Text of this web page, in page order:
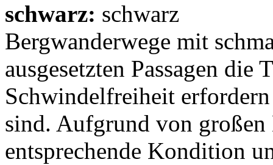
schwarz: schwarz
Bergwanderwege mit
ausgesetzten Passagen die
Schwindelfreiheit
sind. Aufgrund von großen
entsprechende Kondition